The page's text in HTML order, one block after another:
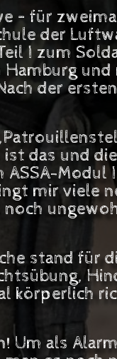
– für
der
I zum
der
das und
ASSA-
mir viele
noch
stand für
körperlich
Um als